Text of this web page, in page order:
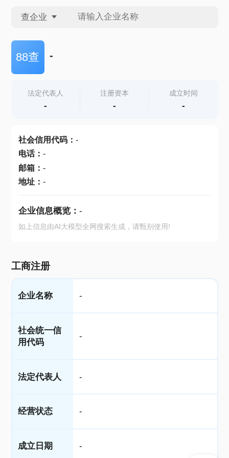
查企业
查企业
查产地
88查 -
法定代表人
-
注册资本
-
成立时间
-
社会信用代码： -
电话： -
邮箱： -
地址： -
企业信息概览： -
如上信息由AI大模型全网搜索生成，请甄别使用!
工商注册
企业名称 -
社会统一信
用代码
-
法定代表人 -
经营状态 -
成立日期 -